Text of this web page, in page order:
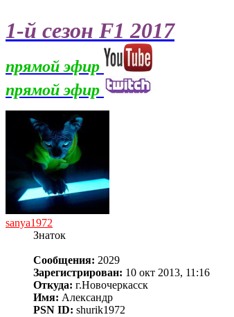
1-й сезон F1 2017
прямой эфир
прямой эфир
sanya1972
Знаток
Сообщения: 2029
Зарегистрирован: 10 окт 2013, 11:16
Откуда: г.Новочеркасск
Имя: Александр
PSN ID: shurik1972